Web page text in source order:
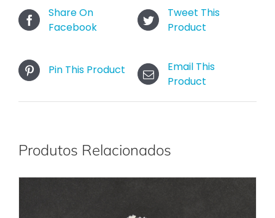
Share On
Facebook
Tweet This
Product
Pin This Product
Email This
Product
Produtos Relacionados